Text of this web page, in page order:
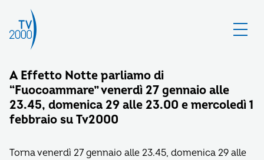
A Effetto Notte parliamo di
“Fuocoammare” venerdì 27 gennaio alle
23.45, domenica 29 alle 23.00 e mercoledì 1
febbraio su Tv2000
Torna venerdì 27 gennaio alle 23.45, domenica 29 alle